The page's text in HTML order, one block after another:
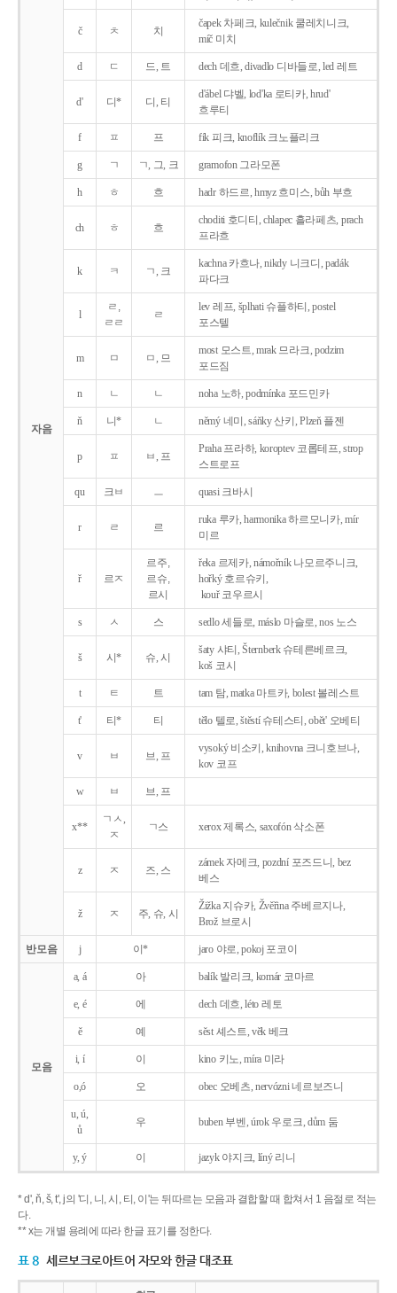
자음
č ㅊ 치
čapek 차페크, kulečnik 쿨레치니크,
míč 미치
d ㄷ 드, 트 dech 데흐, divadlo 디바들로, led 레트
d' 디* 디, 티
d'ábel 댜벨, lod'ka 로티카, hrud'
흐루티
f ㅍ 프 fík 피크, knoflík 크노플리크
g ㄱ ㄱ, 그, 크 gramofon 그라모폰
h ㅎ 흐 hadr 하드르, hmyz 흐미스, bůh 부흐
ch ㅎ 흐
choditi 호디티, chlapec 흘라페츠, prach
프라흐
k ㅋ ㄱ, 크
kachna 카흐나, nikdy 니크디, padák
파다크
l
ㄹ,
ㄹㄹ
ㄹ
lev 레프, šplhati 슈플하티, postel
포스텔
m ㅁ ㅁ, 므
most 모스트, mrak 므라크, podzim
포드짐
n ㄴ ㄴ noha 노하, podmínka 포드민카
ň 니* ㄴ němý 네미, sáňky 산키, Plzeň 플젠
p ㅍ ㅂ, 프
Praha 프라하, koroptev 코롭테프, strop
스트로프
qu 크ㅂ ㅡ quasi 크바시
r ㄹ 르
ruka 루카, harmonika 하르모니카, mír
미르
ř 르ㅈ
르주,
르슈,
르시
řeka 르제카, námořník 나모르주니크,
hořký 호르슈키,
kouř 코우르시
s ㅅ 스 sedlo 세들로, máslo 마슬로, nos 노스
š 시* 슈, 시
šaty 샤티, Šternberk 슈테른베르크,
koš 코시
t ㅌ 트 tam 탐, matka 마트카, bolest 볼레스트
t' 티* 티 tělo 텔로, štěstí 슈테스티, obět' 오베티
v ㅂ 브, 프
vysoký 비소키, knihovna 크니호브나,
kov 코프
w ㅂ 브, 프
x**
ㄱㅅ,
ㅈ
ㄱ스 xerox 제록스, saxofón 삭소폰
z ㅈ 즈, 스
zámek 자메크, pozdní 포즈드니, bez
베스
ž ㅈ 주, 슈, 시
Žižka 지슈카, Žvěřina 주베르지나,
Brož 브로시
반모음 j 이* jaro 야로, pokoj 포코이
모음
a, á 아 balík 발리크, komár 코마르
e, é 에 dech 데흐, léto 레토
ě 예 sěst 셰스트, věk 베크
i, í 이 kino 키노, míra 미라
o,ó 오 obec 오베츠, nervózni 네르보즈니
u, ú,
ů
우 buben 부벤, úrok 우로크, dům 둠
y, ý 이 jazyk야지크, líný 리니
* d', ň, š, t', j의 '디, 니, 시, 티, 이'는 뒤따르는 모음과 결합할 때 합쳐서 1 음절로 적는
다.
** x는 개별 용례에 따라 한글 표기를 정한다.
표 8 세르보크로아트어 자모와 한글 대조표